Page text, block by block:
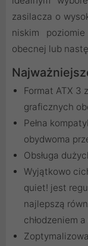
zasilacza o
niskim
obecnej lub
Format ATX 3
graficznych
Pełna
obydwoma
Obsługa
Wyjątkowo
quiet! jest
najlepszą
chłodzeniem